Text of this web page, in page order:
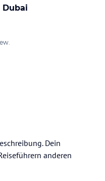
Dein
anderen